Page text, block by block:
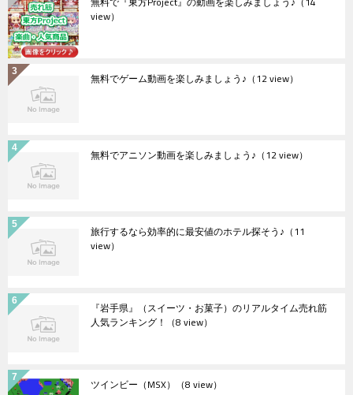
view）
無料でゲーム動画を楽しみましょう♪ （12 view）
無料でアニソン動画を楽しみましょう♪ （12 view）
旅行するなら効率的に最安値のホテル探そう♪ （11
view）
『岩手県』（スイーツ・お菓子）のリアルタイム売れ筋
人気ランキング！ （8 view）
ツインビー（MSX） （8 view）